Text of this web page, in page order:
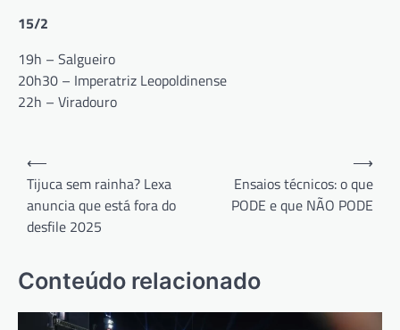
15/2
19h – Salgueiro
20h30 – Imperatriz Leopoldinense
22h – Viradouro
Navegação
de
Post
⟵
Tijuca sem rainha? Lexa
anuncia que está fora do
desfile 2025
Ensaios técnicos: o que
PODE e que NÃO PODE
⟶
Conteúdo relacionado